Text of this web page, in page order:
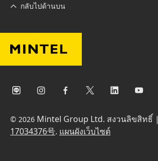
กลับไปด้านบน
© 2026 Mintel Group Ltd. สงวนลิขสิทธิ์ |
17034376号. แผนผังเว็บไซต์